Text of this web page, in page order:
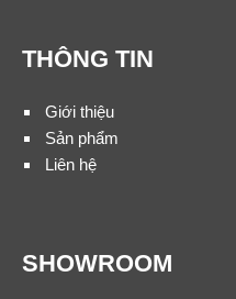
THÔNG TIN
Giới thiệu
Sản phẩm
Liên hệ
SHOWROOM